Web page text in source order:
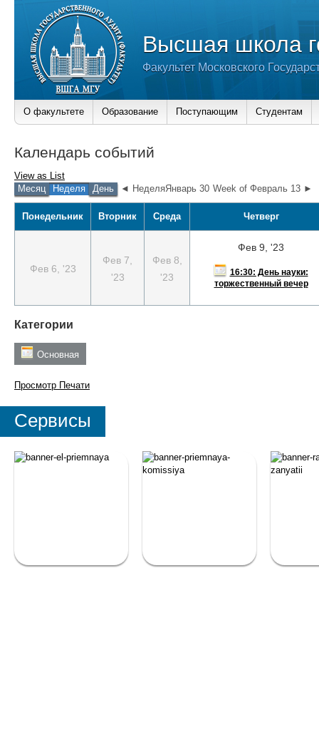
Высшая школа
Факультет Московского
О факультете Образование Поступающим Студентам
Календарь событий
View as List
Месяц
Неделя День ◄ НеделяЯнварь 30 Week of Февраль 13 ►
Понедельник Вторник Среда Четверг
Фев 6, '23
Фев 7,
'23
Фев 8,
'23
Фев 9, '23
16:30: День науки:
торжественный вечер
Категории
Основная
Просмотр Печати
Сервисы